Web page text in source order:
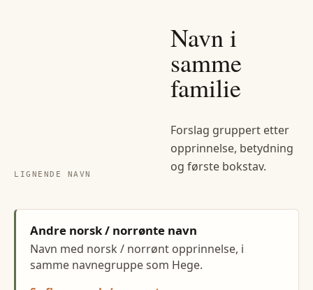
LIGNENDE NAVN
Navn i
samme
familie
Forslag gruppert etter
opprinnelse, betydning
og første bokstav.
Andre norsk / norrønte navn
Navn med norsk / norrønt opprinnelse, i
samme navnegruppe som Hege.